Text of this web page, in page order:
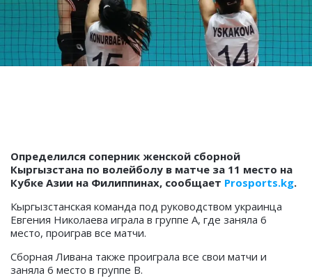
Определился соперник женской сборной
Кыргызстана по волейболу в матче за 11 место на
Кубке Азии на Филиппинах, сообщает Prosports.kg.
Кыргызстанская команда под руководством украинца
Евгения Николаева играла в группе А, где заняла 6
место, проиграв все матчи.
Сборная Ливана также проиграла все свои матчи и
заняла 6 место в группе В.